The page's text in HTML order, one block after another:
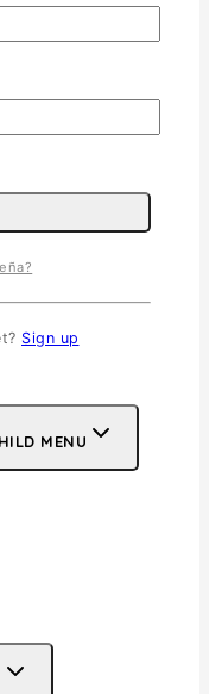
MENU
Sign up